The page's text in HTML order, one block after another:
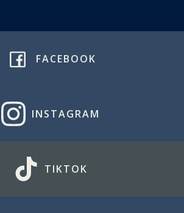
FACEBOOK
INSTAGRAM
TIKTOK